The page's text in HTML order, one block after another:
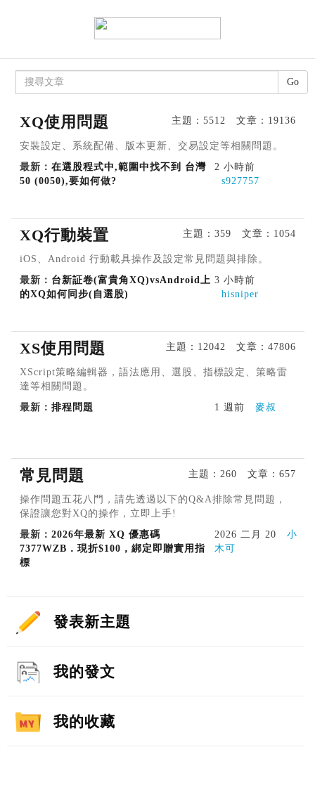
XQ使用問題 主題：5512 文章：19136
安裝設定、系統配備、版本更新、交易設定等相關問題。
最新： 在選股程式中,範圍中找不到 台灣
50 (0050),要如何做?
2 小時前
s927757
XQ行動裝置 主題：359 文章：1054
iOS、Android 行動載具操作及設定常見問題與排除。
最新： 台新証卷(富貴角XQ)vsAndroid上
的XQ如何同步(自選股)
3 小時前
hisniper
XS使用問題 主題：12042 文章：47806
XScript策略編輯器，語法應用、選股、指標設定、策略雷
達等相關問題。
最新： 排程問題 1 週前 麥叔
常見問題 主題：260 文章：657
操作問題五花八門，請先透過以下的Q&A排除常見問題，
保證讓您對XQ的操作，立即上手!
最新： 2026年最新 XQ 優惠碼
7377WZB．現折$100，綁定即贈實用指
標
2026 二月 20
小
木可
Go
發表新主題
我的發文
我的收藏